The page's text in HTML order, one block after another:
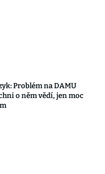
Problém na DAMU
o něm vědí, jen moc